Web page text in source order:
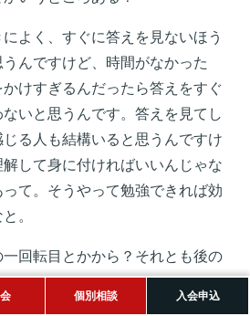
よく、すぐに答えを見ないほう
んですけど、時間がなかった
けすぎるんだったら答えをすぐ
いと思うんです。答えを見てし
る人も結構いると思うんですけ
して身に付ければいいんじゃな
て。そうやって勉強できれば効
。
回転目とかから？それとも後の
個別相談 入会申込